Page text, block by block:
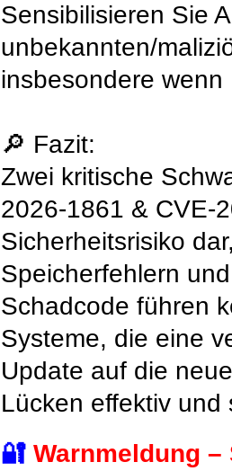
Sensibilisieren Sie
unbekannten/
insbesondere
🔎 Fazit:
Zwei kritische
2026-1861 & CVE-
Sicherheitsrisiko
Speicherfehlern
Schadcode führen
Systeme, die eine
Update auf die
Lücken effektiv
🔐 Warnmeldung –